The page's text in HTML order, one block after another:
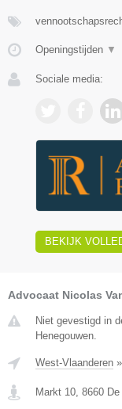
Openingstijden ▼
Sociale media:
BEKIJK
Advocaat Nicolas
Niet gevestigd in
Henegouwen.
West-Vlaanderen »
Markt 10, 8660